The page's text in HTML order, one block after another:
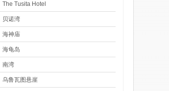
The Tusita Hotel
贝诺湾
海神庙
海龟岛
南湾
乌鲁瓦图悬崖